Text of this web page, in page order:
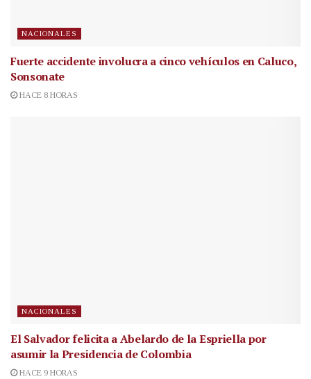
NACIONALES
Fuerte accidente involucra a cinco vehículos en Caluco,
Sonsonate
HACE 8 HORAS
NACIONALES
El Salvador felicita a Abelardo de la Espriella por
asumir la Presidencia de Colombia
HACE 9 HORAS